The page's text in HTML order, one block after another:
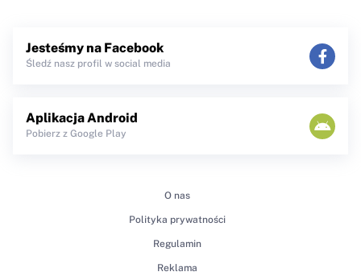
Jesteśmy na Facebook
Śledź nasz profil w social media
Aplikacja Android
Pobierz z Google Play
O nas
Polityka prywatności
Regulamin
Reklama